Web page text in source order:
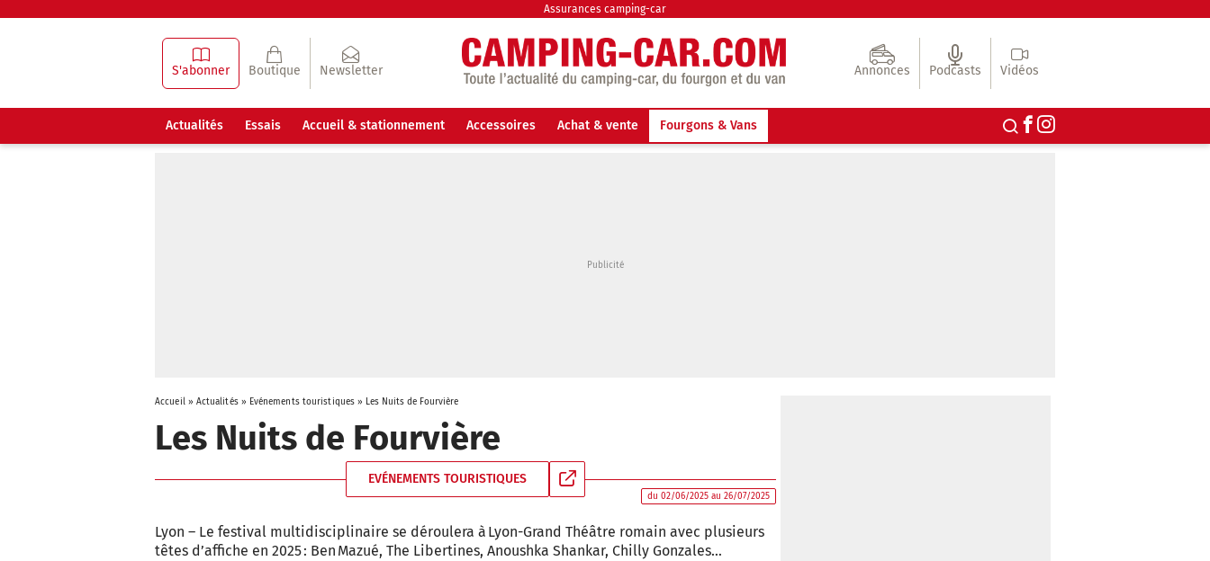
Assurances camping-car
S'abonner Boutique Newsletter Annonces Podcasts Vidéos
Actualités Essais Accueil & stationnement Accessoires Achat & vente Fourgons & Vans
Accueil» Actualités» Evénements touristiques » Les Nuits de Fourvière
Les Nuits de Fourvière
EVÉNEMENTS TOURISTIQUES
du 02/06/2025 au 26/07/2025
Lyon – Le festival multidisciplinaire se déroulera à Lyon-Grand Théâtre romain avec plusieurs
têtes d’affiche en 2025 : Ben Mazué, The Libertines, Anoushka Shankar, Chilly Gonzales…